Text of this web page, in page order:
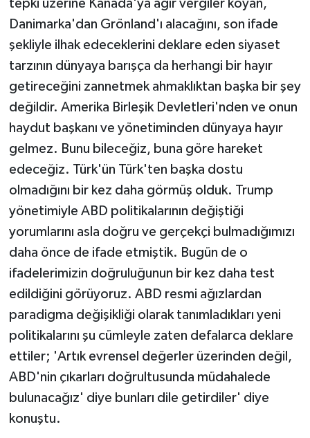
tepki üzerine Kanada'ya ağır vergiler koyan,
Danimarka'dan Grönland'ı alacağını, son ifade
şekliyle ilhak edeceklerini deklare eden siyaset
tarzının dünyaya barışça da herhangi bir hayır
getireceğini zannetmek ahmaklıktan başka bir şey
değildir. Amerika Birleşik Devletleri'nden ve onun
haydut başkanı ve yönetiminden dünyaya hayır
gelmez. Bunu bileceğiz, buna göre hareket
edeceğiz. Türk'ün Türk'ten başka dostu
olmadığını bir kez daha görmüş olduk. Trump
yönetimiyle ABD politikalarının değiştiği
yorumlarını asla doğru ve gerçekçi bulmadığımızı
daha önce de ifade etmiştik. Bugün de o
ifadelerimizin doğruluğunun bir kez daha test
edildiğini görüyoruz. ABD resmi ağızlardan
paradigma değişikliği olarak tanımladıkları yeni
politikalarını şu cümleyle zaten defalarca deklare
ettiler; 'Artık evrensel değerler üzerinden değil,
ABD'nin çıkarları doğrultusunda müdahalede
bulunacağız' diye bunları dile getirdiler' diye
konuştu.